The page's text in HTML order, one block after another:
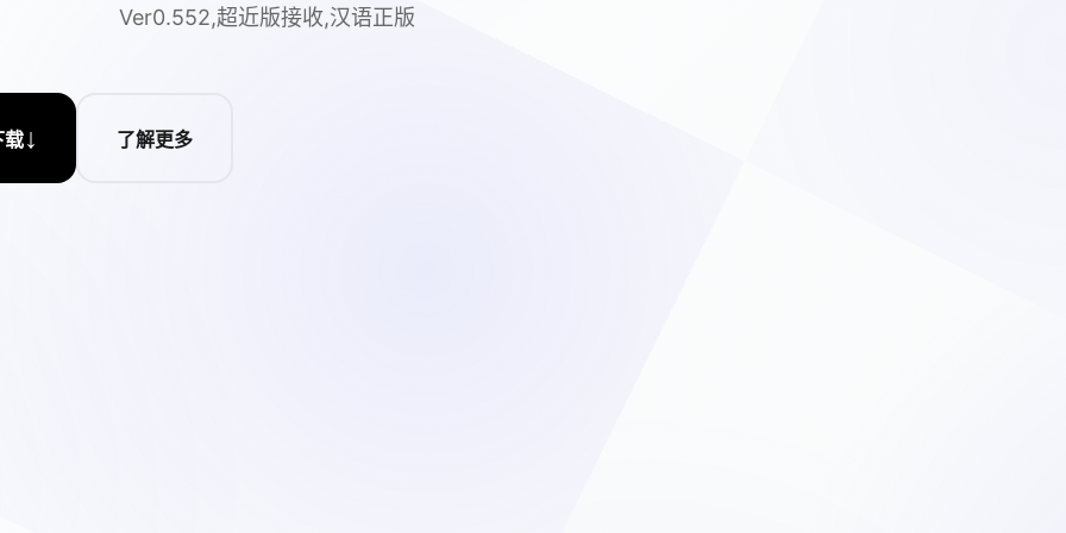
Ver0.552,超近版接收,汉语正版
载↓ 了解更多